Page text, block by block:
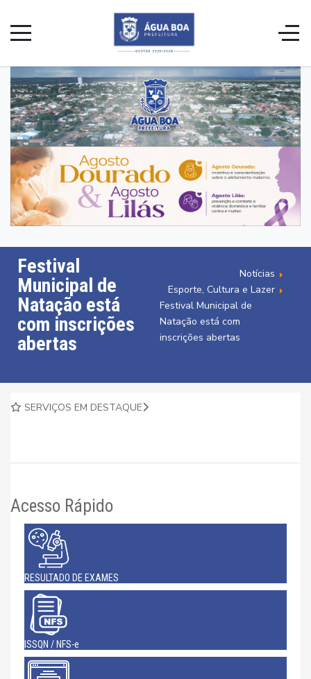
Festival
Municipal de
Natação está
com inscrições
abertas
Notícias
Esporte, Cultura e Lazer
Festival Municipal de
Natação está com
inscrições abertas
SERVIÇOS EM DESTAQUE
Acesso Rápido
RESULTADO DE EXAMES
ISSQN / NFS-e